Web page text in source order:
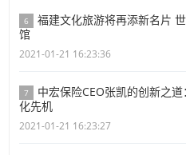
6
福建文化旅游将再添新名片
馆
2021-01-21 16:23:36
7
中宏保险CEO张凯的创新之
化先机
2021-01-21 16:23:27